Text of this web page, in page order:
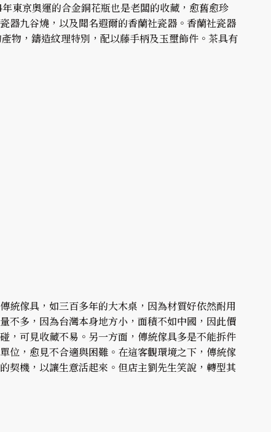
東京奧運的合金銅花瓶也是老闆的收藏，愈舊愈珍
器九谷燒，以及聞名遐爾的香蘭社瓷器。香蘭社瓷器
物，鑄造紋理特別，配以藤手柄及玉壐飾件。茶具有
統傢具，如三百多年的大木桌，因為材質好依然耐用
不多，因為台灣本身地方小，面積不如中國，因此價
，可見收藏不易。另一方面，傳統傢具多是不能拆件
位，愈見不合適與困難。在這客觀環境之下，傳統傢
契機，以讓生意活起來。但店主劉先生笑說，轉型其